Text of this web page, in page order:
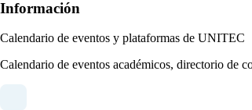
Información
Calendario de eventos y plataformas de UNITEC
Calendario de eventos académicos, directorio de